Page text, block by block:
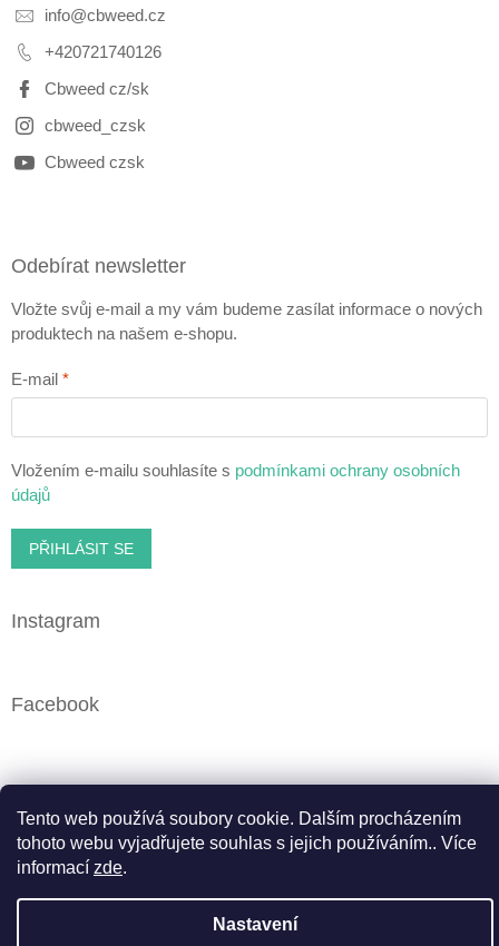
Tento web používá soubory cookie. Dalším procházením
tohoto webu vyjadřujete souhlas s jejich používáním.. Více
informací zde.
Nastavení
info@cbweed.cz
+420721740126
Cbweed cz/sk
cbweed_czsk
Cbweed czsk
Odebírat newsletter
Vložte svůj e-mail a my vám budeme zasílat informace o nových
produktech na našem e-shopu.
E-mail
Vložením e-mailu souhlasíte s podmínkami ochrany osobních
údajů
PŘIHLÁSIT SE
Instagram
Facebook
Copyright 2026
Upravit nastavení cookies